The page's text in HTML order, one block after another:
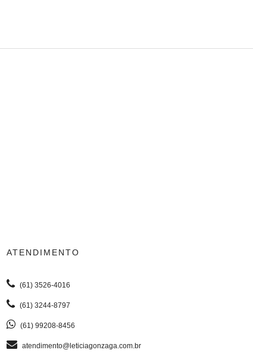
ATENDIMENTO
(61) 3526-4016
(61) 3244-8797
(61) 99208-8456
atendimento@leticiagonzaga.com.br